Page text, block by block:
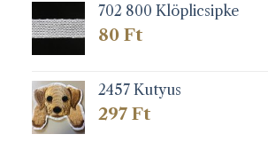
702 800 Klöplicsipke
80 Ft
2457 Kutyus
297 Ft